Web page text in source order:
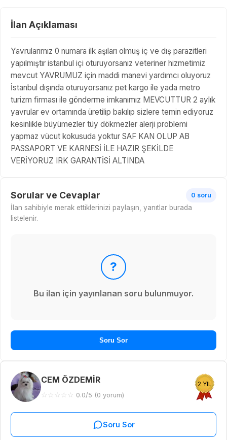
İlan Açıklaması
Yavrularımız 0 numara ilk aşıları olmuş iç ve dış parazitleri
yapılmıştır istanbul içi oturuyorsanız veteriner hizmetimiz
mevcut YAVRUMUZ için maddi manevi yardımcı oluyoruz
İstanbul dışında oturuyorsanız pet kargo ile yada metro
turizm firması ile gönderme imkanımız MEVCUTTUR 2 aylık
yavrular ev ortamında üretilip bakılıp sizlere temin ediyoruz
kesinlikle büyümezler tüy dökmezler alerji problemi
yapmaz vücut kokusuda yoktur SAF KAN OLUP AB
PASSAPORT VE KARNESİ İLE HAZIR ŞEKİLDE
VERİYORUZ IRK GARANTİSİ ALTINDA
Sorular ve Cevaplar 0 soru
İlan sahibiyle merak ettiklerinizi paylaşın, yanıtlar burada
listelenir.
?
Bu ilan için yayınlanan soru bulunmuyor.
Soru Sor
CEM ÖZDEMİR
☆ ☆ ☆ ☆ ☆ 0.0/5 (0 yorum)
2 YIL
Soru Sor